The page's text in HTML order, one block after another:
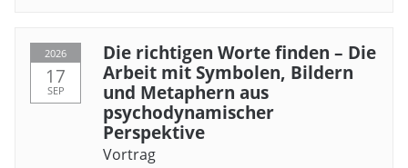
2026
17
SEP
Die richtigen Worte finden – Die
Arbeit mit Symbolen, Bildern
und Metaphern aus
psychodynamischer
Perspektive
Vortrag